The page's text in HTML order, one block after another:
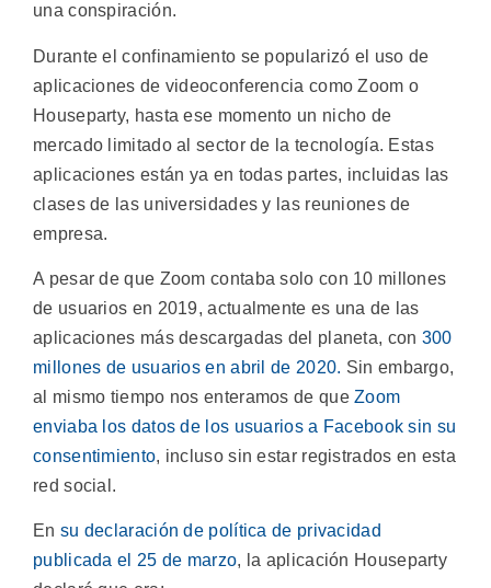
una conspiración.
Durante el confinamiento se popularizó el uso de
aplicaciones de videoconferencia como Zoom o
Houseparty, hasta ese momento un nicho de
mercado limitado al sector de la tecnología. Estas
aplicaciones están ya en todas partes, incluidas las
clases de las universidades y las reuniones de
empresa.
A pesar de que Zoom contaba solo con 10 millones
de usuarios en 2019, actualmente es una de las
aplicaciones más descargadas del planeta, con 300
millones de usuarios en abril de 2020. Sin embargo,
al mismo tiempo nos enteramos de queZoom
enviaba los datos de los usuarios a Facebook sin su
consentimiento, incluso sin estar registrados en esta
red social.
En su declaración de política de privacidad
publicada el 25 de marzo, la aplicación Houseparty